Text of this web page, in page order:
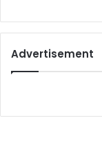
Advertisement